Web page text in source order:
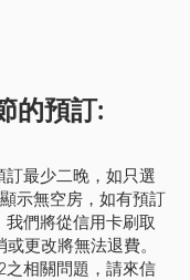
的預訂:
最少二晚，如只選
示無空房，如有預訂
們將從信用卡刷取
更改將無法退費。
之相關問題，請來信